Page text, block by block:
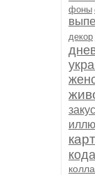
фоны
декор